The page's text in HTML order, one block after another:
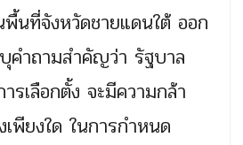
พื้นที่จังหวัดชายแดนใต้ ออก
คำถามสำคัญว่า รัฐบาล
รเลือกตั้ง จะมีความกล้า
พียงใด ในการกำหนด